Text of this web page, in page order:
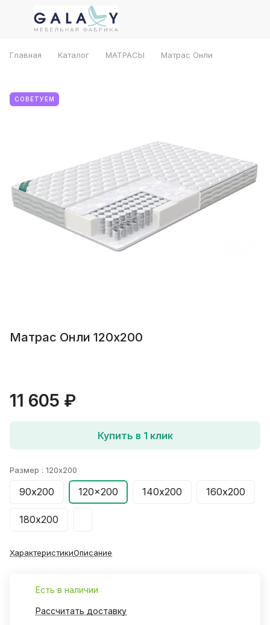
Главная Каталог МАТРАСЫ Матрас Онли
СОВЕТУЕМ
Матрас Онли 120х200
11 605 ₽
Купить в 1 клик
Размер : 120x200
90х200 120x200 140х200 160х200
180х200
ХарактеристикиОписание
Есть в наличии
Рассчитать доставку